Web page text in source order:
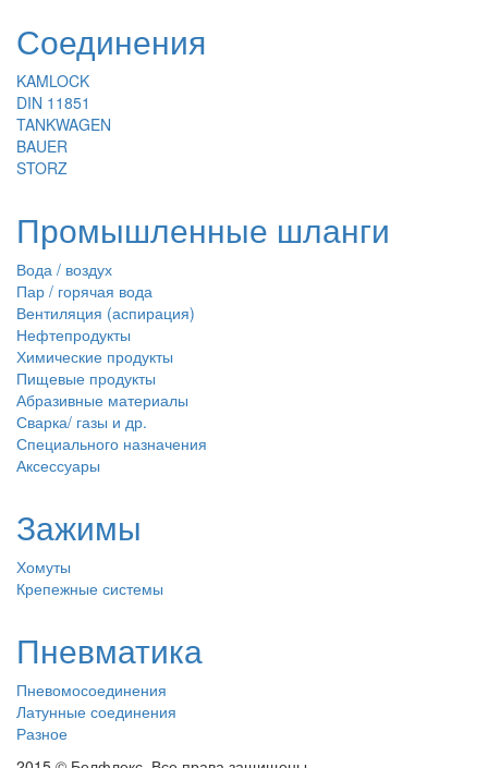
Соединения
KAMLOCK
DIN 11851
TANKWAGEN
BAUER
STORZ
Промышленные шланги
Вода / воздух
Пар / горячая вода
Вентиляция (аспирация)
Нефтепродукты
Химические продукты
Пищевые продукты
Абразивные материалы
Сварка/ газы и др.
Специального назначения
Аксессуары
Зажимы
Хомуты
Крепежные системы
Пневматика
Пневомосоединения
Латунные соединения
Разное